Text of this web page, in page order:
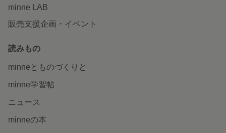
minne LAB
販売支援企画・イベント
読みもの
minneとものづくりと
minne学習帖
ニュース
minneの本